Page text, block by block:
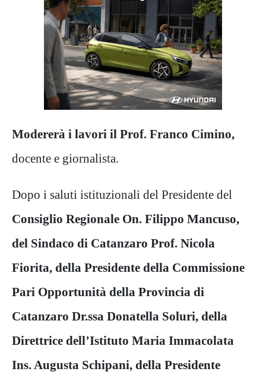
Modererà i lavori il Prof. Franco Cimino,
docente e giornalista.
Dopo i saluti istituzionali del Presidente del
Consiglio Regionale On. Filippo Mancuso,
del Sindaco di Catanzaro Prof. Nicola
Fiorita, della Presidente della Commissione
Pari Opportunità della Provincia di
Catanzaro Dr.ssa Donatella Soluri, della
Direttrice dell’Istituto Maria Immacolata
Ins. Augusta Schipani, della Presidente